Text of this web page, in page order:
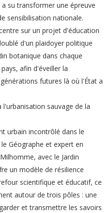
su transformer une épreuve
sensibilisation nationale.
sur un projet d'éducation
d'un plaidoyer politique
botanique dans chaque
afin d'éveiller la
futures là où l'État a
sauvage de la
urbain incontrôlé dans le
Géographe et expert en
avec le Jardin
un modèle de résilience
scientifique et éducatif, ce
autour de trois pôles : une
et transmettre les savoirs